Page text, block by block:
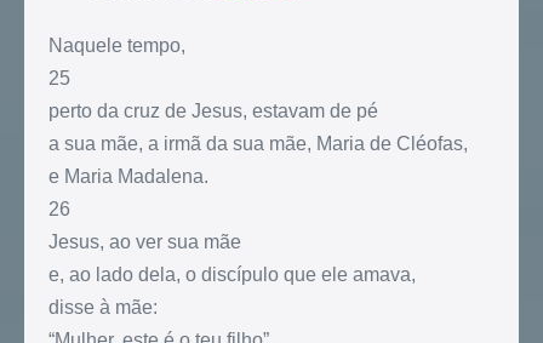
Naquele tempo,
25
perto da cruz de Jesus, estavam de pé
a sua mãe, a irmã da sua mãe, Maria de Cléofas,
e Maria Madalena.
26
Jesus, ao ver sua mãe
e, ao lado dela, o discípulo que ele amava,
disse à mãe: